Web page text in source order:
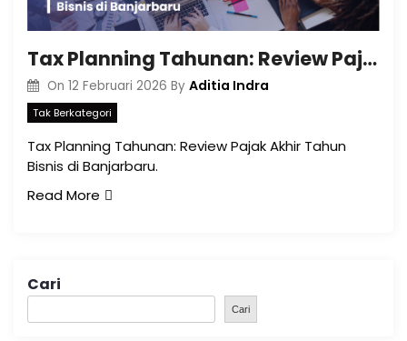
Tax Planning Tahunan: Review Pajak Akhir Tahun Bisnis di Banjarbaru
On 12 Februari 2026 By Aditia Indra
Tak Berkategori
Tax Planning Tahunan: Review Pajak Akhir Tahun
Bisnis di Banjarbaru.
Read More
Cari
Cari